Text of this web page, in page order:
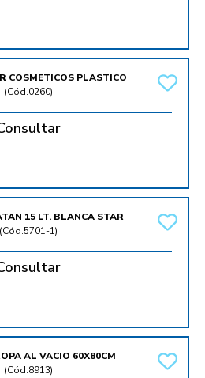
COSMETICOS PLASTICO
(Cód.0260)
15 LT. BLANCA STAR
(Cód.5701-1)
AL VACIO 60X80CM
(Cód.8913)